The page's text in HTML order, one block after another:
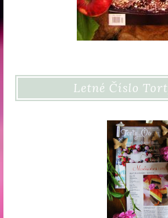
Letné Číslo